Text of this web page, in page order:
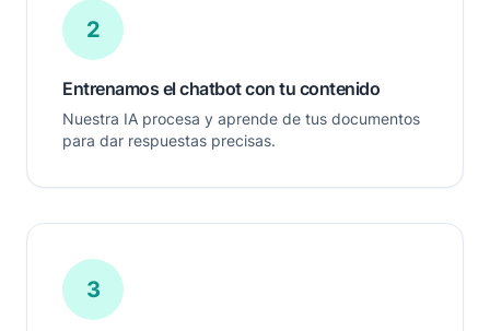
2
Entrenamos el chatbot con tu contenido
Nuestra IA procesa y aprende de tus documentos
para dar respuestas precisas.
3